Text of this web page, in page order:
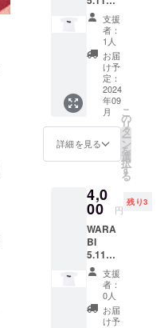
製
造）、
米（埼
玉県
産） わ
らび
ちゃん
のあま
ざけ
ゆず 名
称：あ
まざけ
内容
180ｇ
保存方
法：直
射日光
や高温
多湿避
けて保
存 賞味
期限：
商品発
送時点
多湿避
けて保
存 賞味
期限：
商品発
送時点
で90日
以上の
ものを
お届け
いたし
ます。
日本 原
材料
名：米
こうじ
（国内
製
造）、
米（埼
玉県
産） わ
らび
米こう
じ（国
米）・
醸造ア
ルコー
ル 精米
歩合：
60％ ア
15％ 日
本酒
度：-1.5
弊社
ホーム
ページ
へのお
名前掲
載につ
載期
間：
2025年
1月から
をかけ
て育て
ていま
す。 保
存料や
着色
料、香
料を加
えず、
砂糖や
使用し
ていな
けで
す。 ノ
ンアル
コール
のた
め、お
子様か
らお年
寄りま
でお楽
の葉の
塩漬け
を使用
するこ
とで、
お米が
ベース
である
ことで
道明寺
な風味
も味わ
テイス
トのス
やアイ
スとの
相性が
よく、
味と香
り、色
味を生
かし
と山椒
を使っ
たクラ
フト
ビール
のラベ
ルとお
同じデ
ザイン
のオリ
ジナルT
さな蕨
市のシ
トと、
蕨市の
面積
5.11㎢
の文字
がデザ
インさ
れてい
まけ
（埼玉
県産
狭山
茶 宇
治抹茶
入り玄
米茶
aburabi
オリジ
ナルブ
綿
100％
クルー
ネック
タイ
プ。 蕨
のゆず
と山椒
を使っ
たクラ
フト
㎢ オ
リジナ
ルTシャ
ツ Lサ
イズ
送料込
み お
よび
オリジ
ナル
シー
ル・お
礼状・
ホーム
ページ
へのお
名前掲
載・お
まけ
（埼玉
県産
狭山
茶 宇
治抹茶
支援
者：
1人
お届
け予
定：
2024
年09
月
詳細を見る
こ
の
リ
タ
ー
ン
を
選
択
す
る
4,0
00 円
残り3
WARA
BI
5.11
㎢ オ
リジナ
ルTシャ
ツ XL
サイ
支援
者：
0人
お届
け予